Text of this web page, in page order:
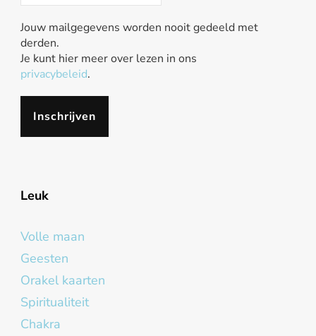
Jouw mailgegevens worden nooit gedeeld met
derden.
Je kunt hier meer over lezen in ons
privacybeleid.
Leuk
Volle maan
Geesten
Orakel kaarten
Spiritualiteit
Chakra